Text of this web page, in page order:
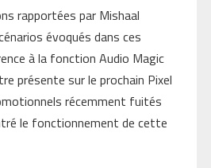
rapportées par Mishaal
évoqués dans ces
à la fonction Audio Magic
présente sur le prochain Pixel
récemment fuités
le fonctionnement de cette